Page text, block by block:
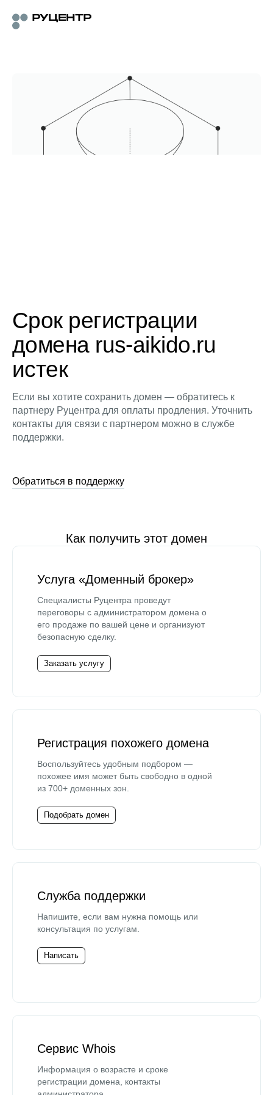
Срок регистрации
домена rus-aikido.ru
истек
Если вы хотите сохранить домен — обратитесь к
партнеру Руцентра для оплаты продления. Уточнить
контакты для связи с партнером можно в службе
поддержки.
Обратиться в поддержку
Как получить этот домен
Услуга «Доменный брокер»
Специалисты Руцентра проведут
переговоры с администратором домена о
его продаже по вашей цене и организуют
безопасную сделку.
Заказать услугу
Регистрация похожего домена
Воспользуйтесь удобным подбором —
похожее имя может быть свободно в одной
из 700+ доменных зон.
Подобрать домен
Служба поддержки
Напишите, если вам нужна помощь или
консультация по услугам.
Написать
Сервис Whois
Информация о возрасте и сроке
регистрации домена, контакты